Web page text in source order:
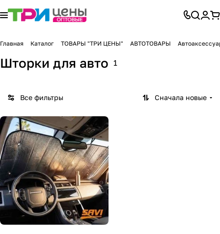
Главная Каталог ТОВАРЫ "ТРИ ЦЕНЫ" АВТОТОВАРЫ
Шторки для авто 1
Все фильтры Сначала новые